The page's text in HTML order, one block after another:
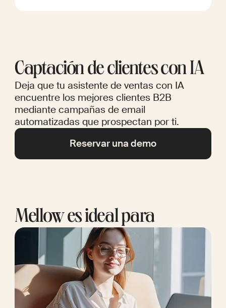
Captación de clientes con IA
Deja que tu asistente de ventas con IA
encuentre los mejores clientes B2B
mediante campañas de email
automatizadas que prospectan por ti.
Reservar una demo
Mellow es ideal para